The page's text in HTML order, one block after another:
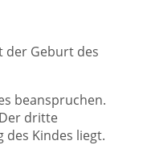
der Geburt des
beanspruchen.
dritte
Kindes liegt.